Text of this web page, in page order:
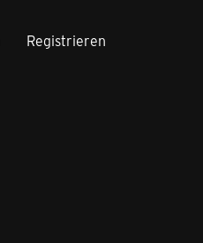
Registrieren